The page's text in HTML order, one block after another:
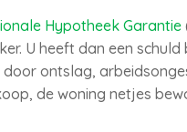
Hypotheek Garantie
U heeft dan een
ontslag,
de woning netjes